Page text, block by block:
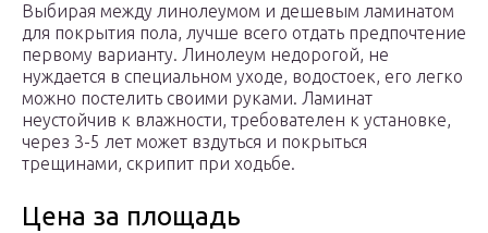
Выбирая между линолеумом и дешевым ламинатом
для покрытия пола, лучше всего отдать предпочтение
первому варианту. Линолеум недорогой, не
нуждается в специальном уходе, водостоек, его легко
можно постелить своими руками. Ламинат
неустойчив к влажности, требователен к установке,
через 3-5 лет может вздуться и покрыться
трещинами, скрипит при ходьбе.
Цена за площадь